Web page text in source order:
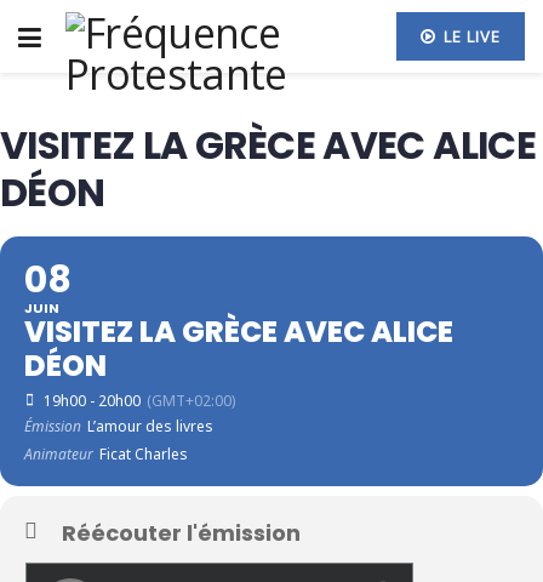
LE LIVE
VISITEZ LA GRÈCE AVEC ALICE
DÉON
08
JUIN
VISITEZ LA GRÈCE AVEC ALICE
DÉON
19h00 - 20h00 (GMT+02:00)
Émission L’amour des livres
Animateur Ficat Charles
Réécouter l'émission